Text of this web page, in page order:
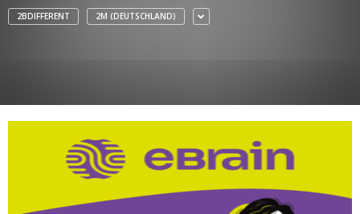
2BDIFFERENT 2M (DEUTSCHLAND)